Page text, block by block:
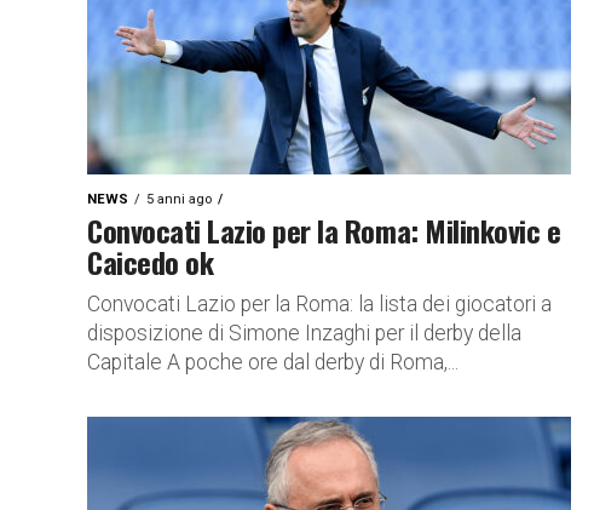
NEWS 5 anni ago
Convocati Lazio per la Roma: Milinkovic e
Caicedo ok
Convocati Lazio per la Roma: la lista dei giocatori a
disposizione di Simone Inzaghi per il derby della
Capitale A poche ore dal derby di Roma,...